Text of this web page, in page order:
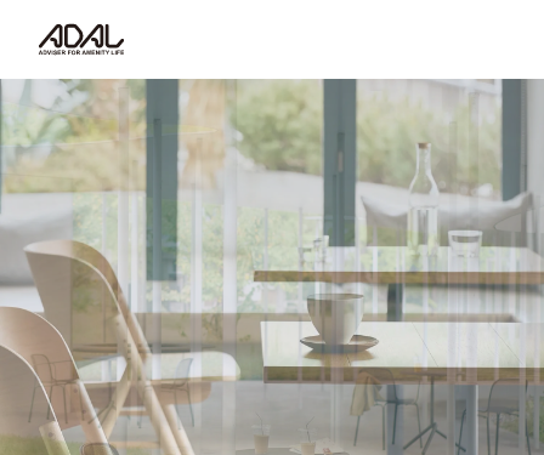
コラム
サポート情報
はたらく家具（広報誌）
最新情報/ニュース
採用情報
Japanese